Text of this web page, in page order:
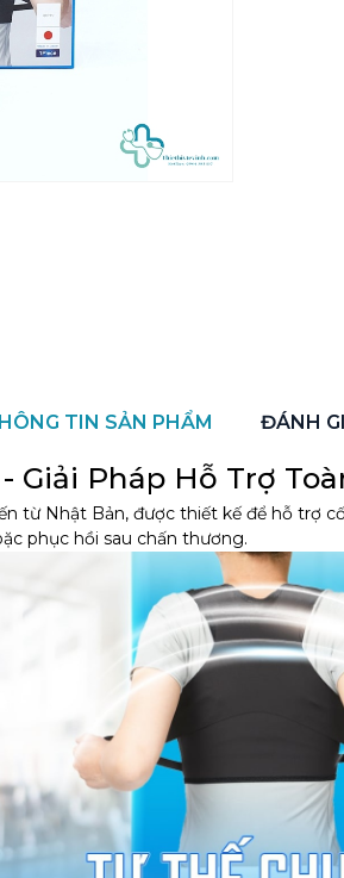
TIN SẢN PHẨM ĐÁNH
Pháp Hỗ Trợ
từ Nhật Bản, được thiết kế để hỗ trợ
phục hồi sau chấn thương.